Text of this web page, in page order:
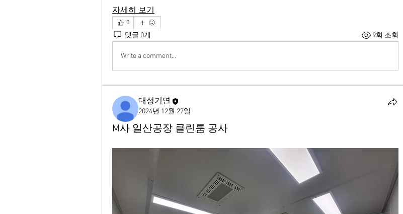
자세히 보기
0
댓글 0개 9회 조회
Write a comment...
대성기연
2024년 12월 27일
M사 일산공장 클린룸 공사